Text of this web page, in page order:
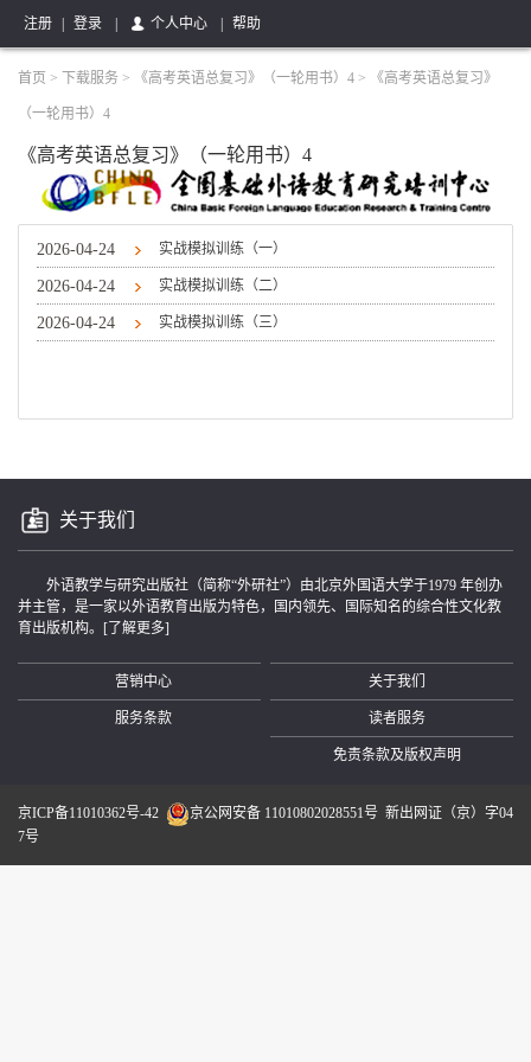
注册 登录 个人中心 帮助
首页 > 下载服务 > 《高考英语总复习》（一轮用书）4 > 《高考英语总复习》
（一轮用书）4
《高考英语总复习》（一轮用书）4
2026-04-24 实战模拟训练（一）
2026-04-24 实战模拟训练（二）
2026-04-24 实战模拟训练（三）
关于我们
外语教学与研究出版社（简称“外研社”）由北京外国语大学于1979 年创办
并主管，是一家以外语教育出版为特色，国内领先、国际知名的综合性文化教
育出版机构。 [了解更多]
关于我们
营销中心
读者服务
服务条款
免责条款及版权声明
京ICP备11010362号-42 京公网安备 11010802028551号 新出网证（京）字04
7号